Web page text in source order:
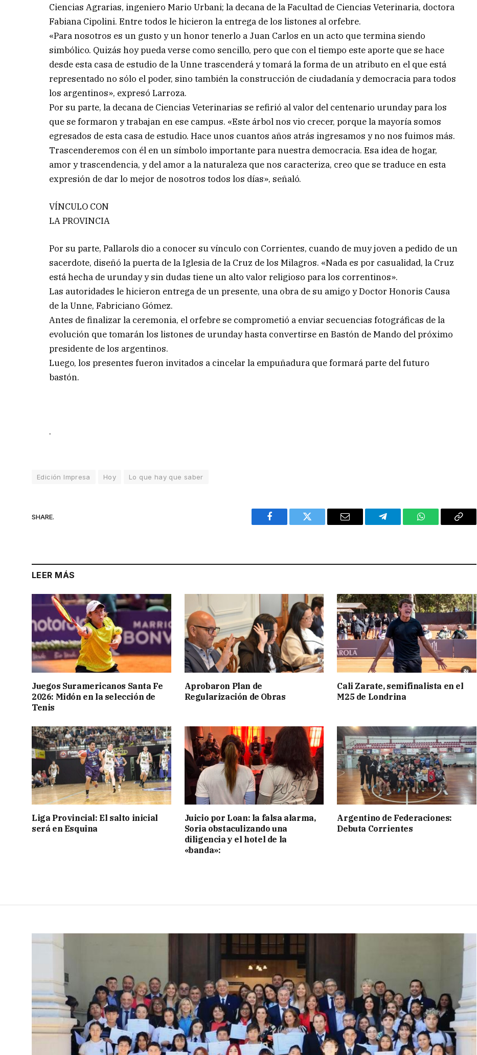
Ciencias Agrarias, ingeniero Mario Urbani; la decana de la Facultad de Ciencias Veterinaria, doctora
Fabiana Cipolini. Entre todos le hicieron la entrega de los listones al orfebre.
«Para nosotros es un gusto y un honor tenerlo a Juan Carlos en un acto que termina siendo
simbólico. Quizás hoy pueda verse como sencillo, pero que con el tiempo este aporte que se hace
desde esta casa de estudio de la Unne trascenderá y tomará la forma de un atributo en el que está
representado no sólo el poder, sino también la construcción de ciudadanía y democracia para todos
los argentinos», expresó Larroza.
Por su parte, la decana de Ciencias Veterinarias se refirió al valor del centenario urunday para los
que se formaron y trabajan en ese campus. «Este árbol nos vio crecer, porque la mayoría somos
egresados de esta casa de estudio. Hace unos cuantos años atrás ingresamos y no nos fuimos más.
Trascenderemos con él en un símbolo importante para nuestra democracia. Esa idea de hogar,
amor y trascendencia, y del amor a la naturaleza que nos caracteriza, creo que se traduce en esta
expresión de dar lo mejor de nosotros todos los días», señaló.
VÍNCULO CON
LA PROVINCIA
Por su parte, Pallarols dio a conocer su vínculo con Corrientes, cuando de muy joven a pedido de un
sacerdote, diseñó la puerta de la Iglesia de la Cruz de los Milagros. «Nada es por casualidad, la Cruz
está hecha de urunday y sin dudas tiene un alto valor religioso para los correntinos».
Las autoridades le hicieron entrega de un presente, una obra de su amigo y Doctor Honoris Causa
de la Unne, Fabriciano Gómez.
Antes de finalizar la ceremonia, el orfebre se comprometió a enviar secuencias fotográficas de la
evolución que tomarán los listones de urunday hasta convertirse en Bastón de Mando del próximo
presidente de los argentinos.
Luego, los presentes fueron invitados a cincelar la empuñadura que formará parte del futuro
bastón.
.
Edición Impresa Hoy Lo que hay que saber
SHARE.
Facebook Twitter Email Telegram WhatsAppCopy
LEER MÁS
Juegos Suramericanos Santa Fe
2026: Midón en la selección de
Tenis
Aprobaron Plan de
Regularización de Obras
Cali Zarate, semifinalista en el
M25 de Londrina
Liga Provincial: El salto inicial
será en Esquina
Juicio por Loan: la falsa alarma,
Soria obstaculizando una
diligencia y el hotel de la
«banda»:
Argentino de Federaciones:
Debuta Corrientes